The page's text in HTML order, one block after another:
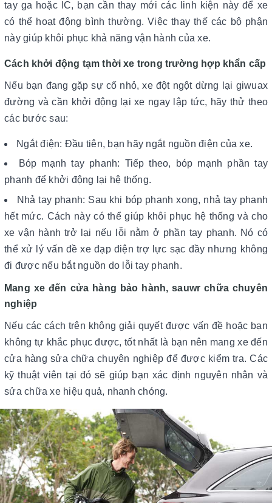
tay ga hoặc IC, bạn cần thay mới các linh kiện này để xe
có thể hoạt động bình thường. Việc thay thế các bộ phận
này giúp khôi phục khả năng vận hành của xe.
Cách khởi động tạm thời xe trong trường hợp khẩn cấp
Nếu bạn đang gặp sự cố nhỏ, xe đột ngột dừng lại giwuax
đường và cần khởi động lại xe ngay lập tức, hãy thử theo
các bước sau:
Ngắt điện: Đầu tiên, bạn hãy ngắt nguồn điện của xe.
Bóp mạnh tay phanh: Tiếp theo, bóp mạnh phần tay
phanh để khởi động lại hệ thống.
Nhả tay phanh: Sau khi bóp phanh xong, nhả tay phanh
hết mức. Cách này có thể giúp khôi phục hệ thống và cho
xe vận hành trở lại nếu lỗi nằm ở phần tay phanh. Nó có
thể xử lý vấn đề xe đạp điện trợ lực sạc đầy nhưng không
đi được nếu bắt nguồn do lỗi tay phanh.
Mang xe đến cửa hàng bảo hành, sauwr chữa chuyên
nghiệp
Nếu các cách trên không giải quyết được vấn đề hoặc bạn
không tự khắc phục được, tốt nhất là bạn nên mang xe đến
cửa hàng sửa chữa chuyên nghiệp để được kiểm tra. Các
kỹ thuật viên tại đó sẽ giúp bạn xác định nguyên nhân và
sửa chữa xe hiệu quả, nhanh chóng.